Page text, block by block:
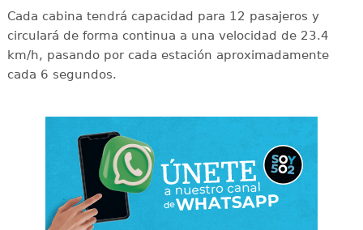
Cada cabina tendrá capacidad para 12 pasajeros y
circulará de forma continua a una velocidad de 23.4
km/h, pasando por cada estación aproximadamente
cada 6 segundos.